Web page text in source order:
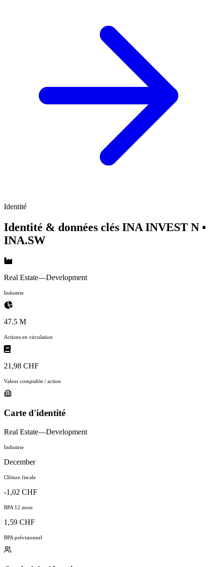
Identité
Identité & données clés INA INVEST N •
INA.SW
Real Estate—Development
Industrie
47.5 M
Actions en circulation
21,98 CHF
Valeur comptable / action
Carte d'identité
Real Estate—Development
Industrie
December
Clôture fiscale
-1,02 CHF
BPA 12 mois
1,59 CHF
BPA prévisionnel